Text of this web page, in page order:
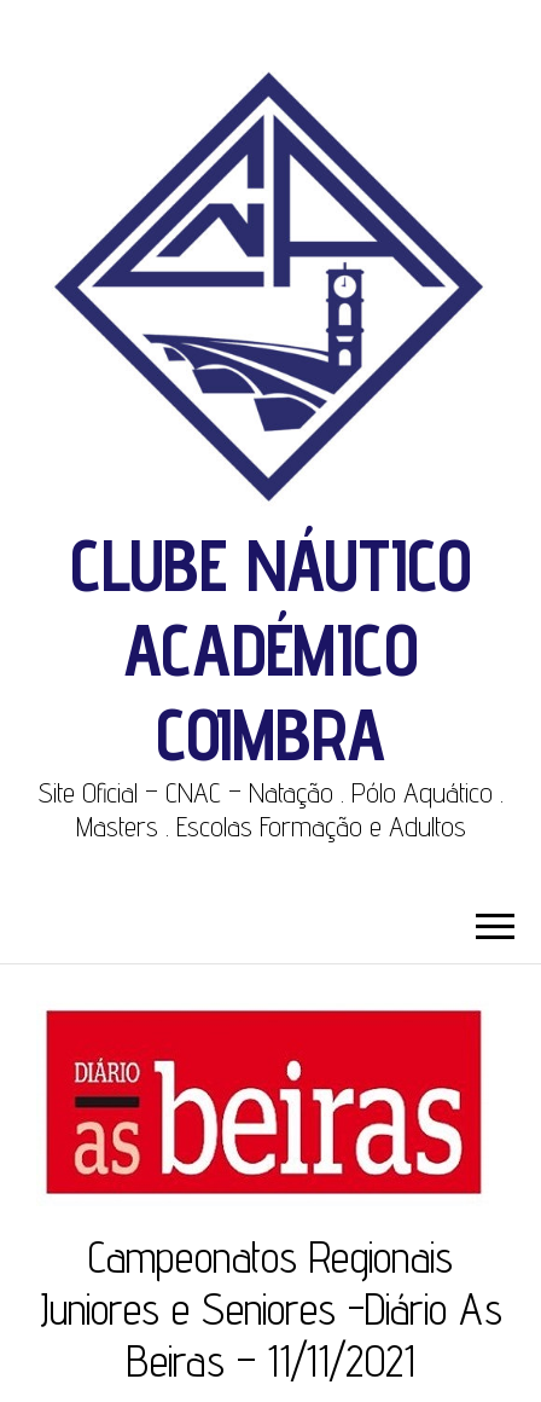
CLUBE NÁUTICO
ACADÉMICO
COIMBRA
Site Oficial – CNAC – Natação . Pólo Aquático .
Masters . Escolas Formação e Adultos
Campeonatos Regionais
Juniores e Seniores -Diário As
Beiras – 11/11/2021